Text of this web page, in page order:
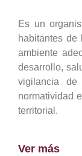
Es un
habitantes
ambiente
desarrollo,
vigilancia
normatividad
territorial.
Ver más